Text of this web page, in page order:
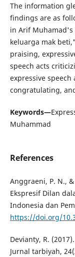
The information
findings are as
in Arif
keluarga mak
praising,
speech acts
expressive speech
congratulating,
Keywords—
Muhammad
References
Anggraeni, P. N.,
Ekspresif Dilan
Indonesia dan
https://doi.org/
Devianty, R.
Jurnal tarbiyah,